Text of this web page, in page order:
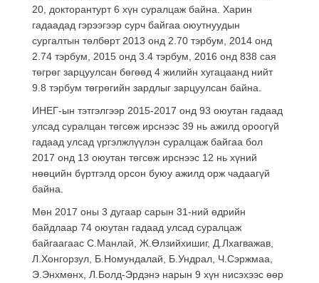
20, докторантурт 6 хүн суралцаж байна. Харин
гадаадад гэрээгээр сурч байгаа оюутнуудын
сургалтын төлбөрт 2013 онд 2.70 тэрбум, 2014 онд
2.74 тэрбум, 2015 онд 3.4 тэрбум, 2016 онд 838 сая
төгрөг зарцуулсан бөгөөд 4 жилийн хугацаанд нийт
9.8 тэрбум төгрөгийн зардлыг зарцуулсан байна.
ИНЕГ-ын тэтгэлгээр 2015-2017 онд 93 оюутан гадаад
улсад суралцан төгсөж ирснээс 39 нь ажилд ороогүй
гадаад улсад үргэлжлүүлэн суралцаж байгаа бол
2017 онд 13 оюутан төгсөж ирснээс 12 нь хүний
нөөцийн бүртгэлд орсон буюу ажилд орж чадаагүй
байна.
Мөн 2017 оны 3 дугаар сарын 31-ний өдрийн
байдлаар 74 оюутан гадаад улсад суралцаж
байгаагаас С.Манлай, Ж.Өлзийхишиг, Д.Лхагважав,
Л.Хонгорзул, Б.Номундалай, Б.Ундрал, Ч.Сэржмаа,
Э.Энхмөнх, Л.Болд-Эрдэнэ нарын 9 хүн нисэхээс өөр